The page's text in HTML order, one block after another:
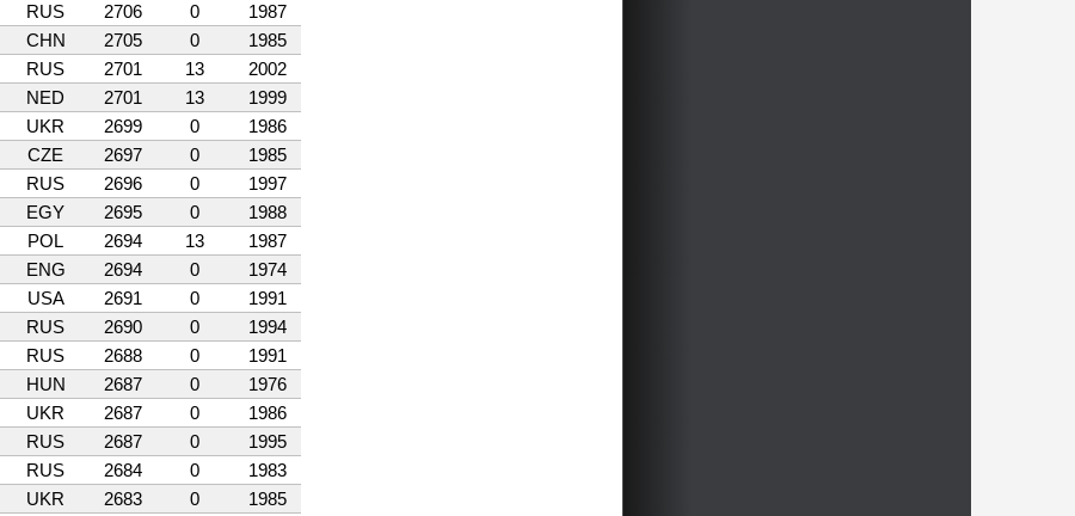
RUS 2706 0
1987
CHN 2705 0
1985
RUS 2701 13
2002
NED 2701 13
1999
UKR 2699 0
1986
CZE 2697 0
1985
RUS 2696 0
1997
EGY 2695 0
1988
POL 2694 13
1987
ENG 2694 0
1974
USA 2691 0
1991
RUS 2690 0
1994
RUS 2688 0
1991
HUN 2687 0
1976
UKR 2687 0
1986
RUS 2687 0
1995
RUS 2684 0
1983
UKR 2683 0
1985